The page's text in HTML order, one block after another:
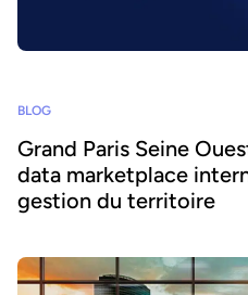
BLOG
Grand Paris Seine
data marketplace
gestion du territoire